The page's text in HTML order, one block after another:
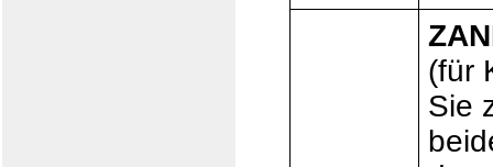
(für
Sie